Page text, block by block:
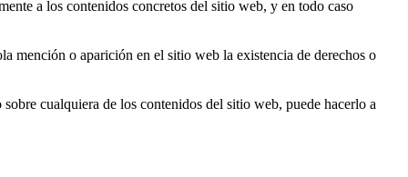
a los contenidos concretos del sitio web, y en todo caso
mención o aparición en el sitio web la existencia de derechos o
cualquiera de los contenidos del sitio web, puede hacerlo a